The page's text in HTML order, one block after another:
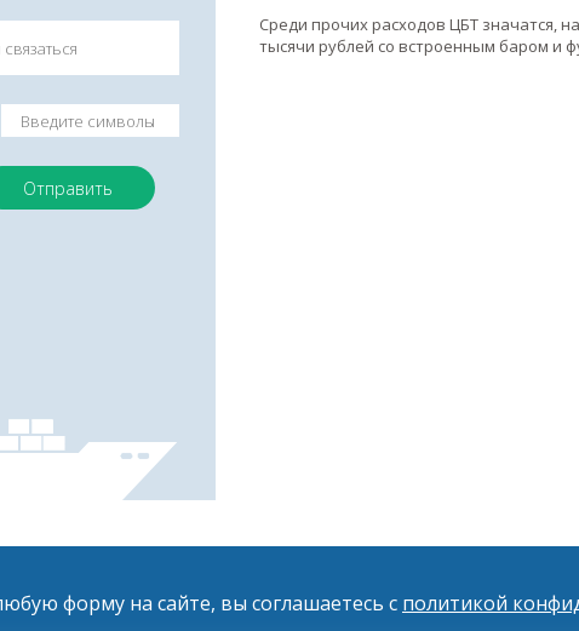
Среди прочих расходов ЦБТ значатся,
тысячи рублей со встроенным баром и
форму на сайте, вы соглашаетесь с политикой